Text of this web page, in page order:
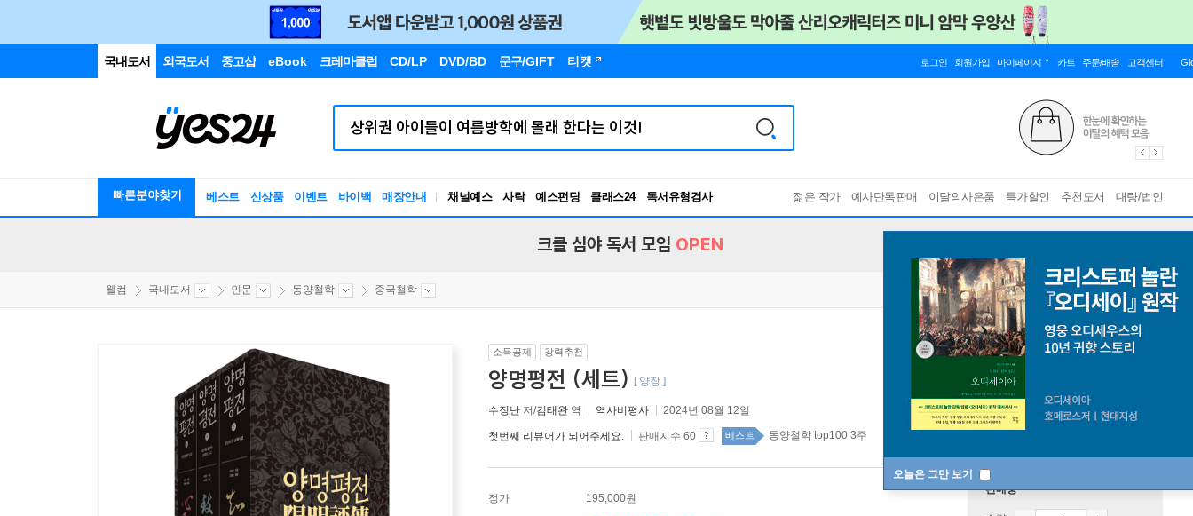
국내도서 외국도서 중고샵 eBook 크레마클럽 CD/LP DVD/BD 문구/GIFT 티켓 로그인 회원가입 마이페이지 카트 주문/배송 고객센터
빠른분야찾기 베스트 신상품 이벤트 바이백 매장안내 채널예스 사락 예스펀딩 클래스24
독서유형검사
RBTI Lab
젊은 작가 예사단독판매 이달의사은품 특가할인 추천도서 대량/법인
오늘은 그만 보기
크클 심야 독서 모임 OPEN
웰컴 국내도서 인문 동양철학 중국철학
소득공제 강력추천
양명평전 (세트) [ 양장 ]
수징난 저/김태완 역 역사비평사 2024년 08월 12일
첫번째 리뷰어가 되어주세요. 판매지수 60 베스트 동양철학 top100 3주
정가 195,000원
판매중